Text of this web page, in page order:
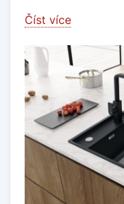
Číst více